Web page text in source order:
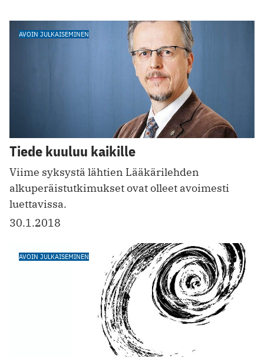
AVOIN JULKAISEMINEN
Tiede kuuluu kaikille
Viime syksystä lähtien Lääkärilehden
alkuperäistutkimukset ovat olleet avoimesti
luettavissa.
30.1.2018
AVOIN JULKAISEMINEN